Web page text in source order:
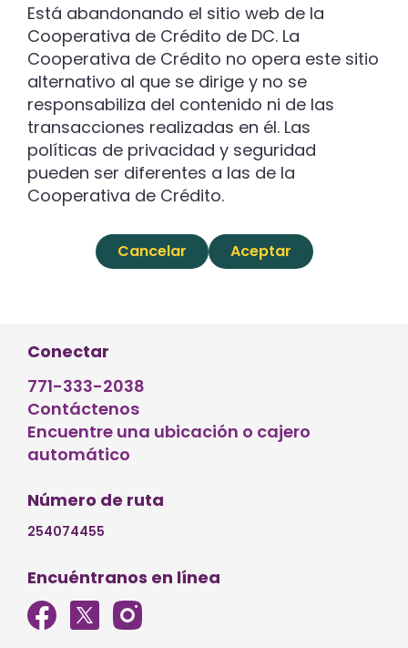
Está abandonando el sitio web de la
Cooperativa de Crédito de DC. La
Cooperativa de Crédito no opera este sitio
alternativo al que se dirige y no se
responsabiliza del contenido ni de las
transacciones realizadas en él. Las
políticas de privacidad y seguridad
pueden ser diferentes a las de la
Cooperativa de Crédito.
Cancelar Aceptar
Conectar
771-333-2038
Contáctenos
Encuentre una ubicación o cajero
automático
Número de ruta
254074455
Encuéntranos en línea